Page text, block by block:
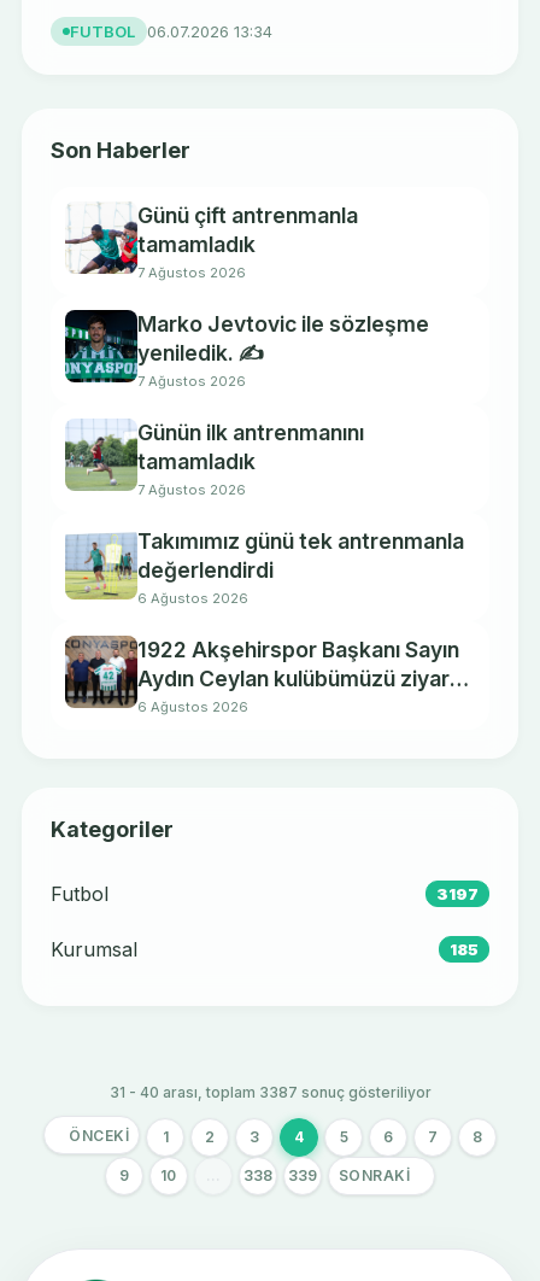
FUTBOL 06.07.2026 13:34
Son Haberler
Günü çift antrenmanla
tamamladık
7 Ağustos 2026
Marko Jevtovic ile sözleşme
yeniledik. ✍️
7 Ağustos 2026
Günün ilk antrenmanını
tamamladık
7 Ağustos 2026
Takımımız günü tek antrenmanla
değerlendirdi
6 Ağustos 2026
1922 Akşehirspor Başkanı Sayın
Aydın Ceylan kulübümüzü ziyaret
etti.
6 Ağustos 2026
Kategoriler
Futbol 3197
Kurumsal 185
31 - 40 arası, toplam 3387 sonuç gösteriliyor
ÖNCEKI 1 2 3 4 5 6 7 8
9 10 338 339 SONRAKI